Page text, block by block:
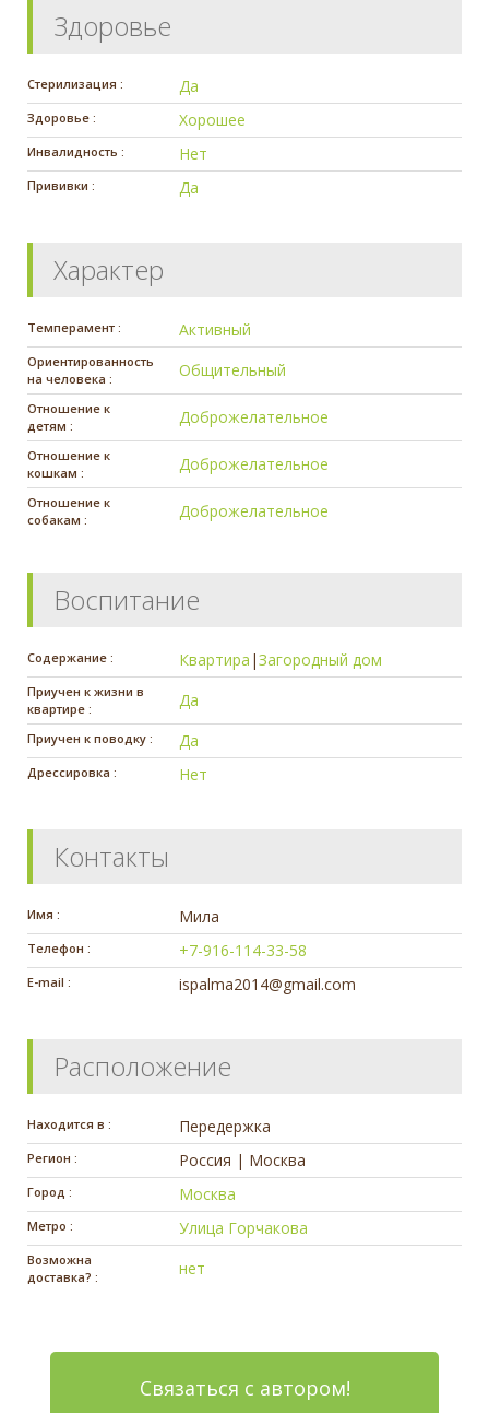
Здоровье
Стерилизация : Да
Здоровье : Хорошее
Инвалидность : Нет
Прививки : Да
Характер
Темперамент : Активный
Ориентированность
на человека :
Общительный
Отношение к
детям :
Доброжелательное
Отношение к
кошкам :
Доброжелательное
Отношение к
собакам :
Доброжелательное
Воспитание
Содержание : Квартира |Загородный дом
Приучен к жизни в
квартире :
Да
Приучен к поводку : Да
Дрессировка : Нет
Контакты
Имя : Мила
Телефон : +7-916-114-33-58
E-mail : ispalma2014@gmail.com
Расположение
Находится в : Передержка
Регион : Россия | Москва
Город : Москва
Метро : Улица Горчакова
Возможна
доставка? :
нет
Связаться с автором!